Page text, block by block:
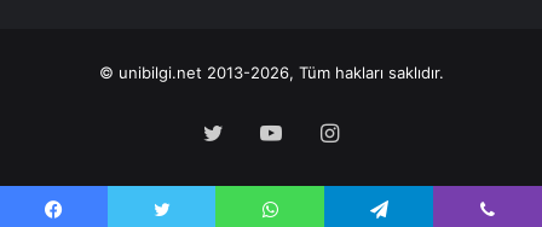
© unibilgi.net 2013-2026, Tüm hakları saklıdır.
Twitter YouTubeInstagram